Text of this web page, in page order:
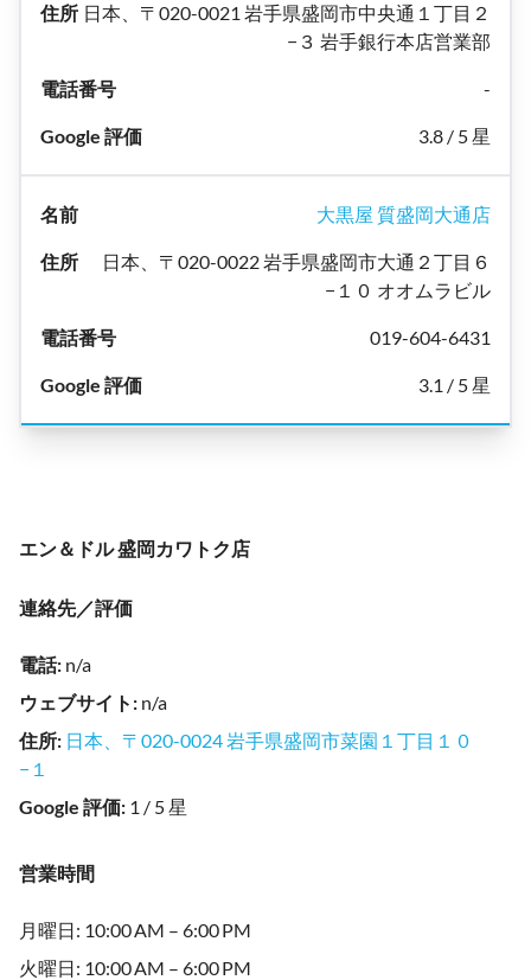
日本、〒020-0021 岩手県盛岡市中央通１丁目２
−３ 岩手銀行本店営業部
-
3.8 / 5 星
大黒屋 質盛岡大通店
日本、〒020-0022 岩手県盛岡市大通２丁目６
−１０ オオムラビル
019-604-6431
3.1 / 5 星
エン＆ドル 盛岡カワトク店
連絡先／評価
電話: n/a
ウェブサイト : n/a
住所: 日本、〒020-0024 岩手県盛岡市菜園１丁目１０
−１
Google 評価: 1 / 5 星
営業時間
月曜日: 10:00 AM – 6:00 PM
火曜日: 10:00 AM – 6:00 PM